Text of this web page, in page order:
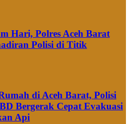
Hari, Polres Aceh Barat
Polisi di Titik
di Aceh Barat, Polisi
Bergerak Cepat Evakuasi
Api